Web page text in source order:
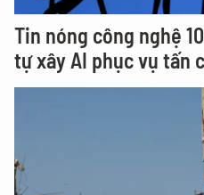
Tin nóng công nghệ
tự xây AI phục vụ tấn